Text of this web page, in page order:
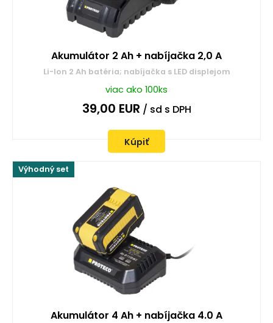
Akumulátor 2 Ah + nabíjačka 2,0 A
Li-Ion 2 Ah batéria; nabíjačka s LED displejom
viac ako 100ks
39,00 EUR / sd s DPH
Kúpiť
Výhodný set
Akumulátor 4 Ah + nabíjačka 4.0 A